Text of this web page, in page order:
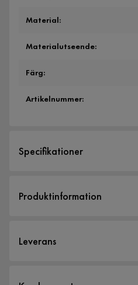
Material:
Materialutseende:
Färg:
Artikelnummer:
Specifikationer
Storlek
Produktinformation
Leverans
Leveranssätt